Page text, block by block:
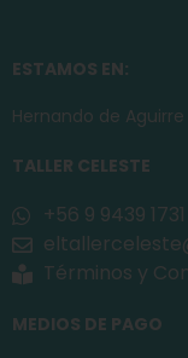
ESTAMOS EN:
Hernando de
TALLER CELESTE
+56 9 9439 1731
Términos y
MEDIOS DE PAGO